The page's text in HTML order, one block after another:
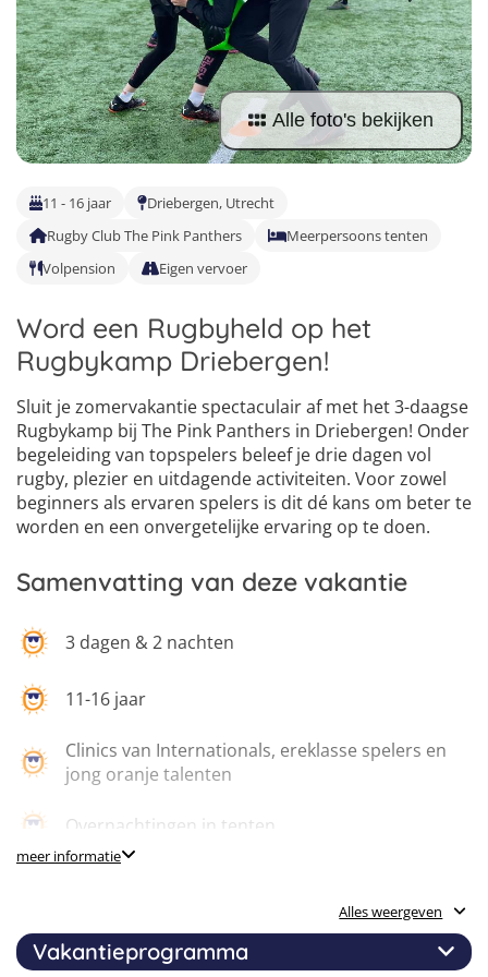
Pretpark Kampen
Italië Golfsurfkampen
Windsurfkampen
Kitesurfkampen
Vind jouw perfecte kamp
Beantwoord een paar korte vragen en wij doen de rest.
Alle foto's bekijken
11 - 16 jaar
Driebergen, Utrecht
Rugby Club The Pink Panthers
Meerpersoons tenten
Volpension
Eigen vervoer
Word een Rugbyheld op het
Rugbykamp Driebergen!
Sluit je zomervakantie spectaculair af met het 3-daagse
Rugbykamp bij The Pink Panthers in Driebergen! Onder
begeleiding van topspelers beleef je drie dagen vol
rugby, plezier en uitdagende activiteiten. Voor zowel
beginners als ervaren spelers is dit dé kans om beter te
worden en een onvergetelijke ervaring op te doen.
Samenvatting van deze vakantie
3 dagen & 2 nachten
11-16 jaar
Clinics van Internationals, ereklasse spelers en
jong oranje talenten
Overnachtingen in tenten
Workshops
meer informatie
Alles weergeven
Vakantieprogramma